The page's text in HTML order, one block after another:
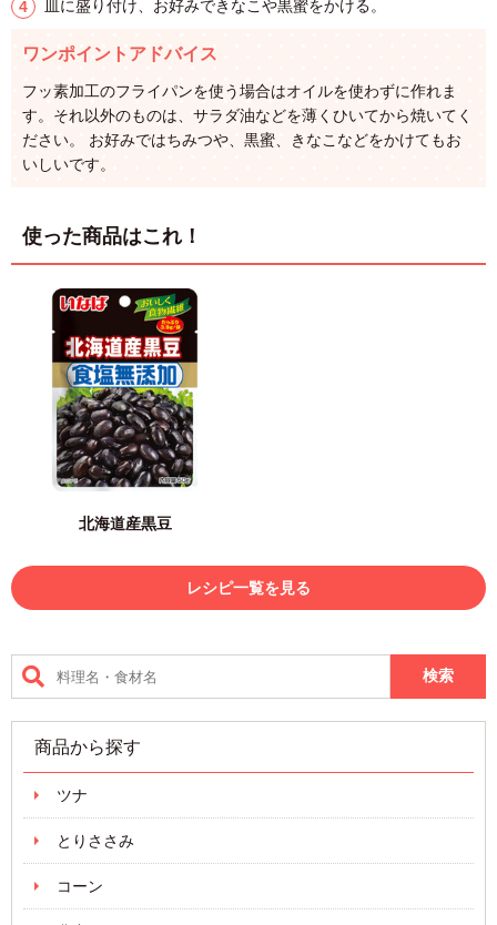
皿に盛り付け、お好みできなこや黒蜜をかける。
ワンポイントアドバイス
フッ素加工のフライパンを使う場合はオイルを使わずに作れま
す。それ以外のものは、サラダ油などを薄くひいてから焼いてく
ださい。 お好みではちみつや、黒蜜、きなこなどをかけてもお
いしいです。
使った商品はこれ！
北海道産黒豆
レシピ一覧を見る
商品から探す
ツナ
とりささみ
コーン